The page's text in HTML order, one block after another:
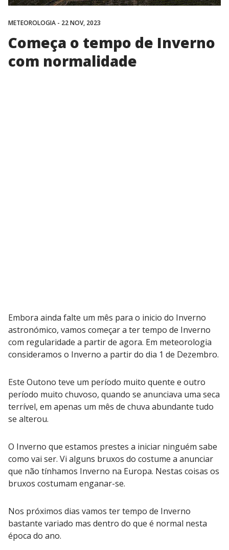
METEOROLOGIA- 22 NOV, 2023
Começa o tempo de Inverno
com normalidade
Embora ainda falte um mês para o inicio do Inverno
astronómico, vamos começar a ter tempo de Inverno
com regularidade a partir de agora. Em meteorologia
consideramos o Inverno a partir do dia 1 de Dezembro.
Este Outono teve um período muito quente e outro
período muito chuvoso, quando se anunciava uma seca
terrível, em apenas um mês de chuva abundante tudo
se alterou.
O Inverno que estamos prestes a iniciar ninguém sabe
como vai ser. Vi alguns bruxos do costume a anunciar
que não tínhamos Inverno na Europa. Nestas coisas os
bruxos costumam enganar-se.
Nos próximos dias vamos ter tempo de Inverno
bastante variado mas dentro do que é normal nesta
época do ano.